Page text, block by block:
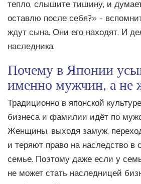
тепло, слышите тишину, и
оставлю после себя?» -
ждут сына. Они его находят. И
наследника.
Почему в Японии
именно мужчин, а не
Традиционно в японской
бизнеса и фамилии идёт по
Женщины, выходя замуж,
и теряют право на наследство в
семье. Поэтому даже если у
не может стать наследницей